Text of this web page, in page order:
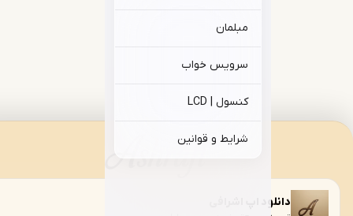
سرویس خواب
کنسول | LCD
شرایط و قوانین
دانلود اپ اشرافی